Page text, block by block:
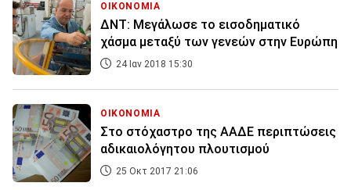
ΟΙΚΟΝΟΜΙΑ
ΔΝΤ: Μεγάλωσε το εισοδηματικό
χάσμα μεταξύ των γενεών στην Ευρώπη
24 Ιαν 2018 15:30
ΟΙΚΟΝΟΜΙΑ
Στο στόχαστρο της ΑΑΔΕ περιπτώσεις
αδικαιολόγητου πλουτισμού
25 Οκτ 2017 21:06